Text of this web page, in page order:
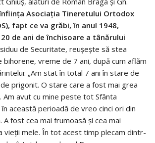
Asociația Tineretului Ortodox
fapt ce va grăbi, în anul 1948,
de ani de închisoare a tânărului
de Securitate, reușește să stea
bihorene, vreme de 7 ani, după cum aflăm
„Am stat în total 7 ani în stare de
prigonit. O stare care a fost mai grea
Am avut cu mine peste tot Sfânta
această perioadă de vreo cinci ori din
A fost cea mai frumoasă și cea mai
vieții mele. În tot acest timp plecam dintr-